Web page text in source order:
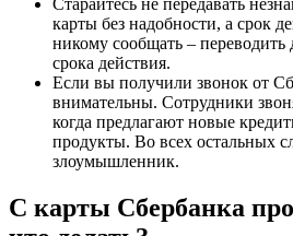
Старайтесь не передавать
карты без надобности, а срок
никому сообщать –
срока действия.
Если вы получили звонок от
внимательны. Сотрудники
когда предлагают новые
продукты. Во всех остальных
злоумышленник.
C карты Сбербанка